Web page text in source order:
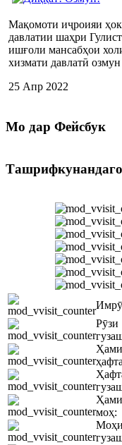
Мақомоти иҷроияи
давлатии шаҳри
ишғоли мансабҳои
хизмати давлатӣ
25 Апр 2022
Мо дар Фейсбук
Рӯзи
моҳ:
Моҳи